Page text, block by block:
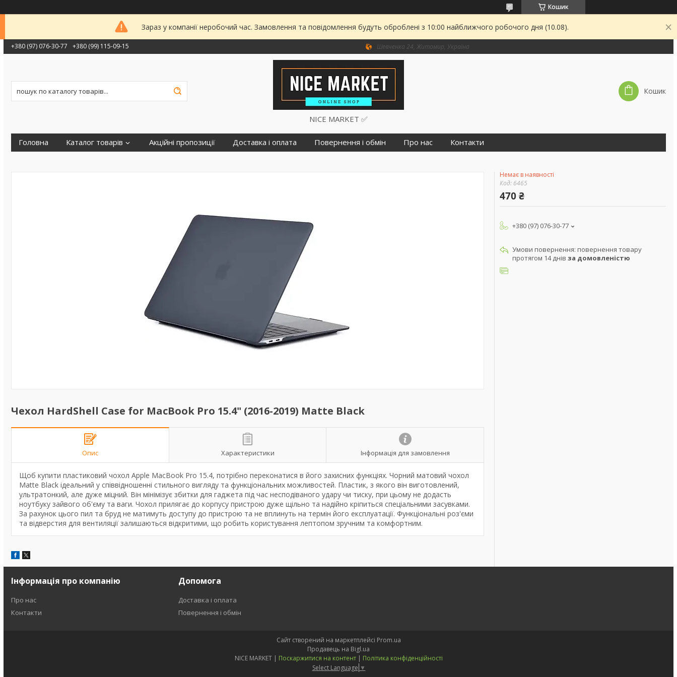
Кошик
Зараз у компанії неробочий час. Замовлення та повідомлення будуть оброблені з 10:00 найближчого робочого дня (10.08).
+380 (97) 076-30-77 +380 (99) 115-09-15 Шевченка 24, Житомир, Україна
NICE MARKET ✅
Кошик
Головна Каталог товарів Акційні пропозиції Доставка і оплата Повернення і обмін Про нас Контакти
Чехол HardShell Case for MacBook Pro 15.4" (2016-2019) Matte Black
Опис Характеристики Інформація для замовлення
Щоб купити пластиковий чохол Apple MacBook Pro 15.4, потрібно переконатися в його захисних функціях. Чорний матовий чохол
Matte Black ідеальний у співвідношенні стильного вигляду та функціональних можливостей. Пластик, з якого він виготовлений,
ультратонкий, але дуже міцний. Він мінімізує збитки для гаджета під час несподіваного удару чи тиску, при цьому не додасть
ноутбуку зайвого об'єму та ваги. Чохол прилягає до корпусу пристрою дуже щільно та надійно кріпиться спеціальними засувками.
За рахунок цього пил та бруд не матимуть доступу до пристрою та не вплинуть на термін його експлуатації. Функціональні роз'єми
та відверстия для вентиляції залишаються відкритими, що робить користування лептопом зручним та комфортним.
Немає в наявності
Код: 6465
470 ₴
+380 (97) 076-30-77
повернення товару
протягом 14 днів за домовленістю
Інформація про компанію
Про нас
Контакти
Допомога
Доставка і оплата
Повернення і обмін
Сайт створений на маркетплейсі Prom.ua
Продавець на Bigl.ua
NICE MARKET | Поскаржитися на контент | Політика конфіденційності
Select Language ▼